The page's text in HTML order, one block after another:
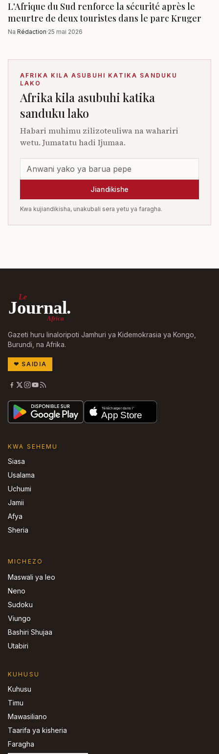
L'Afrique du Sud renforce la sécurité après le
meurtre de deux touristes dans le parc Kruger
Na Rédaction·25 mai 2026
AFRIKA KILA ASUBUHI KATIKA SANDUKU
LAKO
Afrika kila asubuhi katika
sanduku lako
Habari muhimu zilizoteuliwa na wahariri
wetu. Jumatatu hadi Ijumaa.
Jiandikishe
Kwa kujiandikisha, unakubali sera yetu ya faragha.
Le
Journal.
Africa
Gazeti huru linaloripoti Jamhuri ya Kidemokrasia ya Kongo,
Burundi, na Afrika.
❤ SAIDIA
KWA SEHEMU
Siasa
Usalama
Uchumi
Jamii
Afya
Sheria
MICHEZO
Maswali ya leo
Neno
Sudoku
Viungo
Bashiri Shujaa
Utabiri
KUHUSU
Kuhusu
Timu
Mawasiliano
Taarifa ya kisheria
Faragha